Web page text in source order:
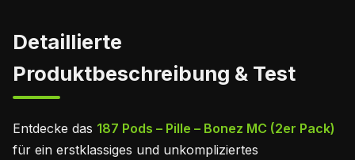
Detaillierte
Produktbeschreibung & Test
Entdecke das 187 Pods – Pille – Bonez MC (2er Pack)
für ein erstklassiges und unkompliziertes